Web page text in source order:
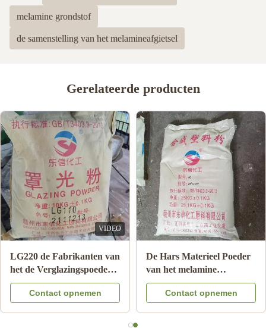
melamine grondstof
de samenstelling van het melamineafgietsel
Gerelateerde producten
VIDEO
LG220 de Fabrikanten van
het de Verglazingspoeder
van het melaminevaatwerk
voor het Glanzen HS van
Contact opnemen
De Hars Materieel Poeder
van het melamine
Chemisch Afgietsel voor
Melaminevaatwerk die A5
Contact opnemen